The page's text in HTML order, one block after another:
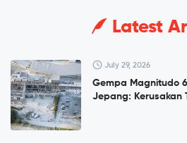
Latest
July 29, 2026
Gempa Magnitudo
Jepang: Kerusakan